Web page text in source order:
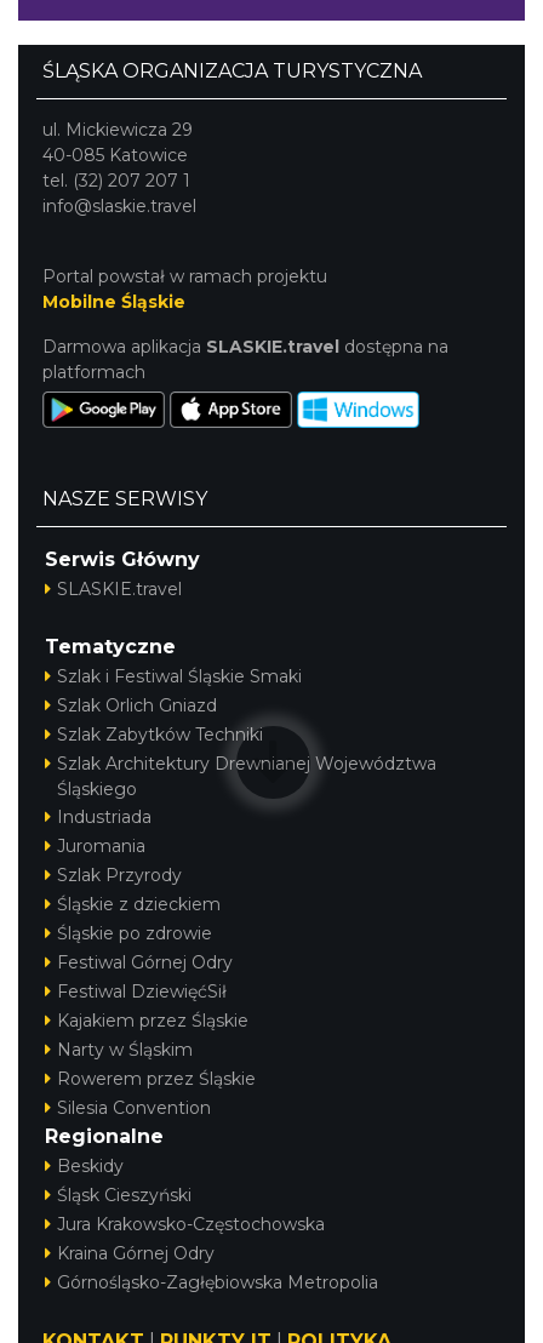
ŚLĄSKA ORGANIZACJA TURYSTYCZNA
ul. Mickiewicza 29
40-085 Katowice
tel. (32) 207 207 1
info@slaskie.travel
Portal powstał w ramach projektu
Mobilne Śląskie
Darmowa aplikacja SLASKIE.travel dostępna na
platformach
NASZE SERWISY
Serwis Główny
SLASKIE.travel
Tematyczne
Szlak i Festiwal Śląskie Smaki
Szlak Orlich Gniazd
Szlak Zabytków Techniki
Szlak Architektury Drewnianej Województwa
Śląskiego
Industriada
Juromania
Szlak Przyrody
Śląskie z dzieckiem
Śląskie po zdrowie
Festiwal Górnej Odry
Festiwal DziewięćSił
Kajakiem przez Śląskie
Narty w Śląskim
Rowerem przez Śląskie
Silesia Convention
Regionalne
Beskidy
Śląsk Cieszyński
Jura Krakowsko-Częstochowska
Kraina Górnej Odry
Górnośląsko-Zagłębiowska Metropolia